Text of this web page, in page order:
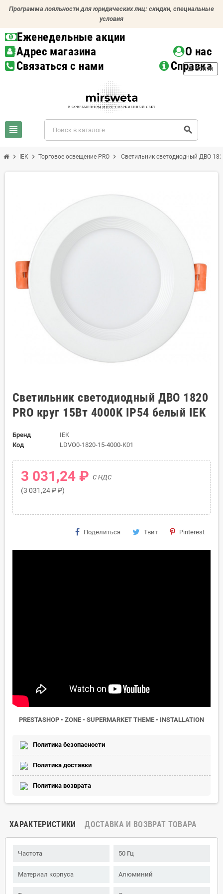
Программа лояльности для юридических лиц: скидки, специальные
условия
Еженедельные акции
Адрес магазина
О нас
Связаться с нами
Справка
view_headline search
person Войти
chevron_right IEK chevron_right Торговое освещение PRO chevron_right Светильник светодиодный ДВО
Светильник светодиодный ДВО 1820
PRO круг 15Вт 4000K IP54 белый IEK
Бренд
IEK
Код
LDVO0-1820-15-4000-K01
3 031,24 ₽ С НДС
(3 031,24 ₽ ₽)
Поделиться Твит Pinterest
PRESTASHOP • ZONE - SUPERMARKET THEME • INSTALLATION
Политика безопасности
Политика доставки
Политика возврата
ХАРАКТЕРИСТИКИ ДОСТАВКА И ВОЗВРАТ ТОВАРА
Частота 50 Гц
Материал корпуса Алюминий